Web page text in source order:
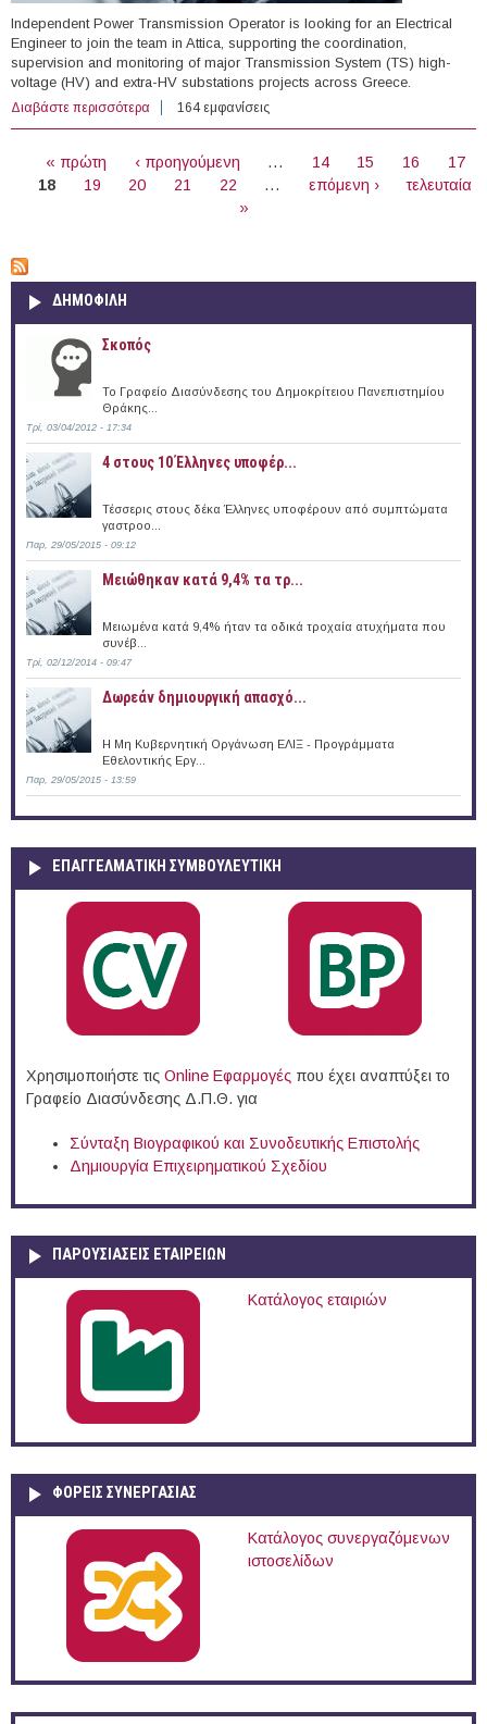
Independent Power Transmission Operator is looking for an Electrical
Engineer to join the team in Attica, supporting the coordination,
supervision and monitoring of major Transmission System (TS) high-
voltage (HV) and extra-HV substations projects across Greece.
Διαβάστε περισσότερα για Electrical Engineer - Field Construction &
Supervision Projects at Independent Power Transmission
164 εμφανίσεις
« πρώτη ‹ προηγούμενη … 14 15 16
17
18
19 20 21 22 … επόμενη ›
τελευταία
»
ΔΗΜΟΦΙΛΗ
Σκοπός
Το Γραφείο Διασύνδεσης του Δημοκρίτειου Πανεπιστημίου
Θράκης...
Τρί, 03/04/2012 - 17:34
4 στους 10 Έλληνες υποφέρ...
Τέσσερις στους δέκα Έλληνες υποφέρουν από συμπτώματα
γαστροο...
Παρ, 29/05/2015 - 09:12
Μειώθηκαν κατά 9,4% τα τρ...
Μειωμένα κατά 9,4% ήταν τα οδικά τροχαία ατυχήματα που
συνέβ...
Τρί, 02/12/2014 - 09:47
Δωρεάν δημιουργική απασχό...
Η Μη Κυβερνητική Οργάνωση ΕΛΙΞ - Προγράμματα
Εθελοντικής Εργ...
Παρ, 29/05/2015 - 13:59
ΕΠΑΓΓΕΛΜΑΤΙΚΉ ΣΥΜΒΟΥΛΕΥΤΙΚΉ
Χρησιμοποιήστε τις Online Eφαρμογές που έχει αναπτύξει το
Γραφείο Διασύνδεσης Δ.Π.Θ. για
Σύνταξη Βιογραφικού και Συνοδευτικής Επιστολής
Δημιουργία Επιχειρηματικού Σχεδίου
ΠΑΡΟΥΣΙΆΣΕΙΣ ΕΤΑΙΡΕΙΏΝ
Κατάλογος εταιριών
ΦΟΡΕΙΣ ΣΥΝΕΡΓΑΣΙΑΣ
Κατάλογος συνεργαζόμενων
ιστοσελίδων